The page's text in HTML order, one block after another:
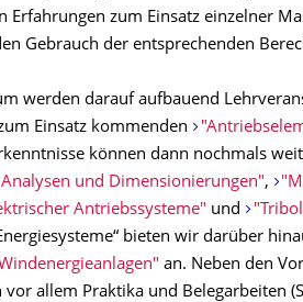
Erfahrungen zum Einsatz einzelner
Gebrauch der entsprechenden
werden darauf aufbauend
Einsatz kommenden
können dann nochmals
und Dimensionierungen",
Antriebssysteme" und
bieten wir darüber
an. Neben den
vor allem Praktika und Belegarbeiten